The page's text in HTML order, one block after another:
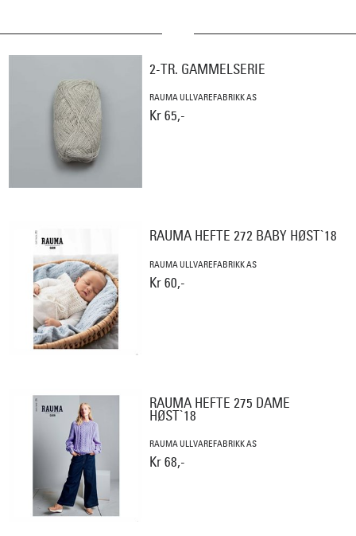
2-TR. GAMMELSERIE
RAUMA ULLVAREFABRIKK AS
Kr 65,-
RAUMA HEFTE 272 BABY HØST`18
RAUMA ULLVAREFABRIKK AS
Kr 60,-
RAUMA HEFTE 275 DAME
HØST`18
RAUMA ULLVAREFABRIKK AS
Kr 68,-